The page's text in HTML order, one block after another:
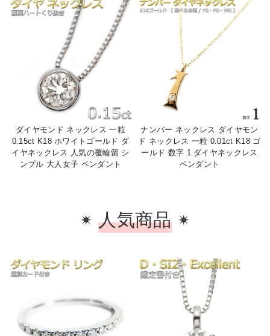
ダイヤモンド ネックレス 一粒
0.15ct K18 ホワイトゴールド ダ
イヤネックレス 人気の覆輪留 シ
ンプル 大人女子 ペンダント
ナンバー ネックレス ダイヤモン
ド ネックレス 一粒 0.01ct K18 ゴ
ールド 数字 1 ダイヤネックレス
ペンダント
人気商品